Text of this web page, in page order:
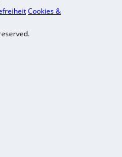
Cookies &